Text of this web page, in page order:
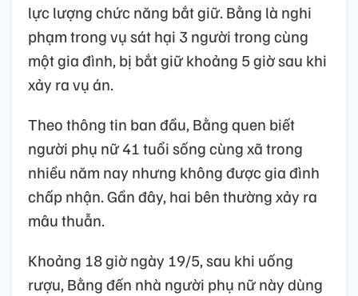
lực lượng chức năng bắt giữ. Bằng là nghi
phạm trong vụ sát hại 3 người trong cùng
một gia đình, bị bắt giữ khoảng 5 giờ sau khi
xảy ra vụ án.
Theo thông tin ban đầu, Bằng quen biết
người phụ nữ 41 tuổi sống cùng xã trong
nhiều năm nay nhưng không được gia đình
chấp nhận. Gần đây, hai bên thường xảy ra
mâu thuẫn.
Khoảng 18 giờ ngày 19/5, sau khi uống
rượu, Bằng đến nhà người phụ nữ này dùng